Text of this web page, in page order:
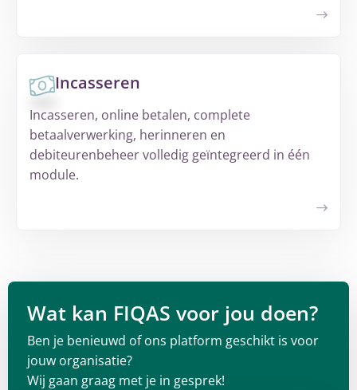
Incasseren
Incasseren, online betalen, complete
betaalverwerking, herinneren en
debiteurenbeheer volledig geïntegreerd in één
module.
Wat kan FIQAS voor jou doen?
Ben je benieuwd of ons platform geschikt is voor
jouw organisatie?
Wij gaan graag met je in gesprek!